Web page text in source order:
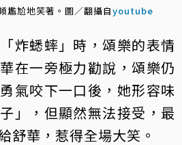
尷尬地笑著。圖／翻攝自youtube
炸蟋蟀」時，頌樂的表情
在一旁極力勸說，頌樂仍
氣咬下一口後，她形容味
」，但顯然無法接受，最
舒華，惹得全場大笑。